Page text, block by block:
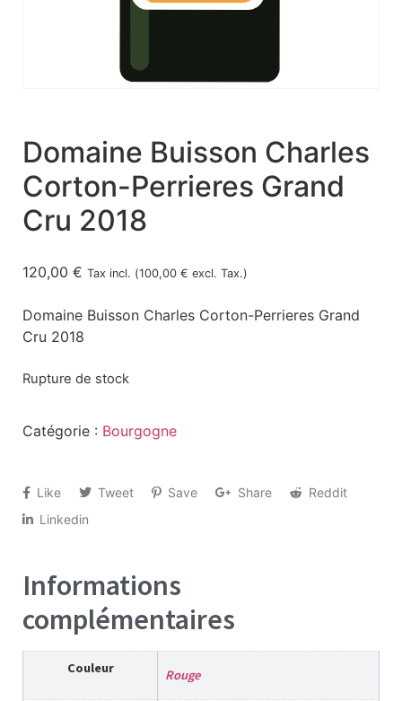
Domaine Buisson Charles
Corton-Perrieres Grand
Cru 2018
120,00 € Tax incl. (100,00 € excl. Tax.)
Domaine Buisson Charles Corton-Perrieres Grand
Cru 2018
Rupture de stock
Catégorie : Bourgogne
Like Tweet Save Share
Reddit
Linkedin
Informations
complémentaires
Couleur Rouge